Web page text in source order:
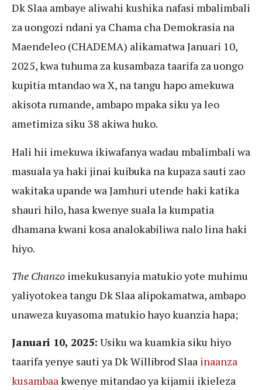
Dk Slaa ambaye aliwahi kushika nafasi mbalimbali
za uongozi ndani ya Chama cha Demokrasia na
Maendeleo (CHADEMA) alikamatwa Januari 10,
2025, kwa tuhuma za kusambaza taarifa za uongo
kupitia mtandao wa X, na tangu hapo amekuwa
akisota rumande, ambapo mpaka siku ya leo
ametimiza siku 38 akiwa huko.
Hali hii imekuwa ikiwafanya wadau mbalimbali wa
masuala ya haki jinai kuibuka na kupaza sauti zao
wakitaka upande wa Jamhuri utende haki katika
shauri hilo, hasa kwenye suala la kumpatia
dhamana kwani kosa analokabiliwa nalo lina haki
hiyo.
The Chanzo imekukusanyia matukio yote muhimu
yaliyotokea tangu Dk Slaa alipokamatwa, ambapo
unaweza kuyasoma matukio hayo kuanzia hapa;
Januari 10, 2025: Usiku wa kuamkia siku hiyo
taarifa yenye sauti ya Dk Willibrod Slaa inaanza
kusambaakwenye mitandao ya kijamii ikieleza